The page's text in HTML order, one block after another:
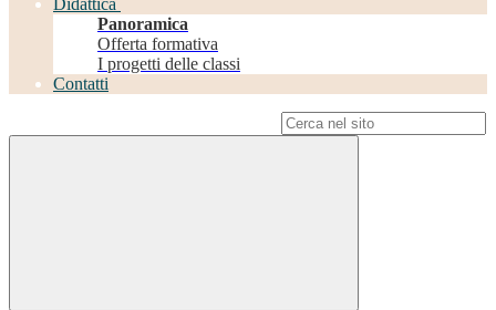
Didattica
Panoramica
Offerta formativa
I progetti delle classi
Contatti